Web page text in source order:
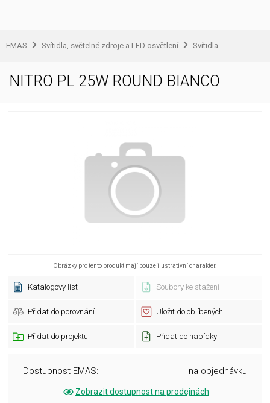
EMAS Svítidla, světelné zdroje a LED osvětlení Svítidla
NITRO PL 25W ROUND BIANCO
Obrázky pro tento produkt mají pouze ilustrativní charakter.
Katalogový list Soubory ke stažení
Přidat do porovnání Uložit do oblíbených
Přidat do projektu Přidat do nabídky
Dostupnost EMAS: na objednávku
Zobrazit dostupnost na prodejnách